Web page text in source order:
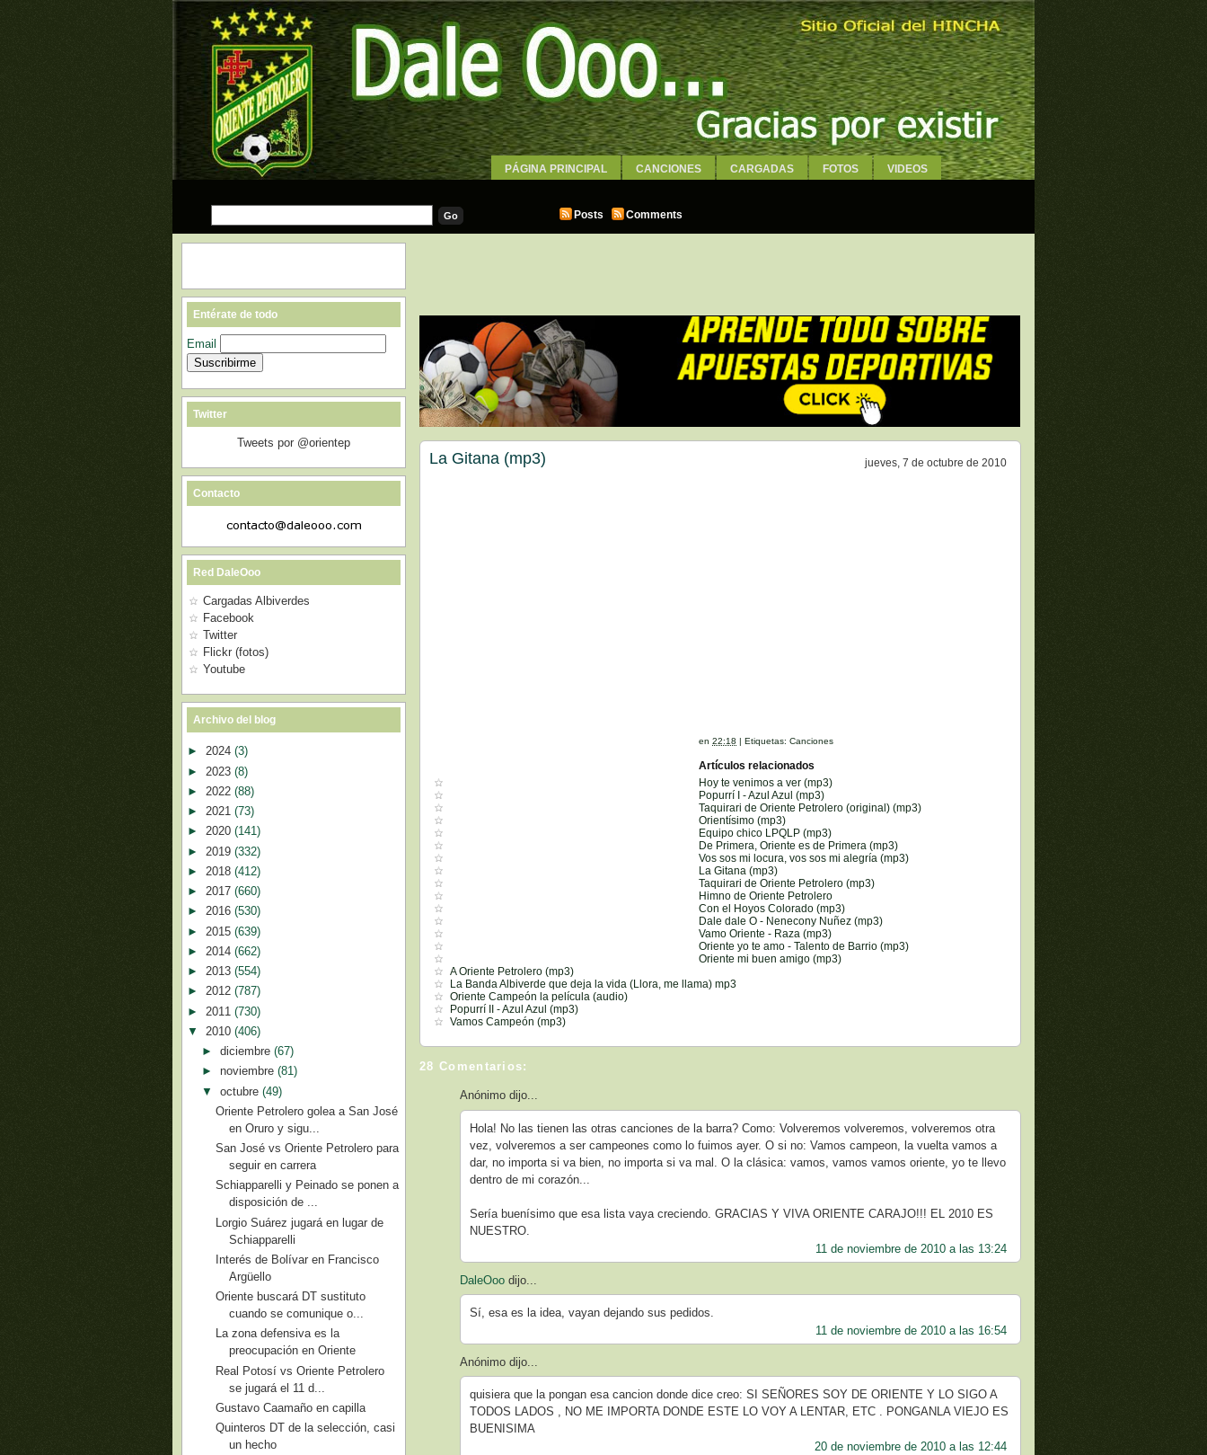
PÁGINA PRINCIPAL CANCIONES CARGADAS FOTOS VIDEOS
Posts
Comments
jueves, 7 de octubre de 2010
La Gitana (mp3)
en22:18 |Etiquetas:Canciones
Artículos relacionados
Hoy te venimos a ver (mp3)
Popurrí I - Azul Azul (mp3)
Taquirari de Oriente Petrolero (original) (mp3)
Orientísimo (mp3)
Equipo chico LPQLP (mp3)
De Primera, Oriente es de Primera (mp3)
Vos sos mi locura, vos sos mi alegría (mp3)
La Gitana (mp3)
Taquirari de Oriente Petrolero (mp3)
Himno de Oriente Petrolero
Con el Hoyos Colorado (mp3)
Dale dale O - Nenecony Nuñez (mp3)
Vamo Oriente - Raza (mp3)
Oriente yo te amo - Talento de Barrio (mp3)
Oriente mi buen amigo (mp3)
A Oriente Petrolero (mp3)
La Banda Albiverde que deja la vida (Llora, me llama) mp3
Oriente Campeón la película (audio)
Popurrí II - Azul Azul (mp3)
Vamos Campeón (mp3)
28 Comentarios:
Anónimo dijo...
Hola! No las tienen las otras canciones de la barra? Como: Volveremos volveremos, volveremos otra
vez, volveremos a ser campeones como lo fuimos ayer. O si no: Vamos campeon, la vuelta vamos a
dar, no importa si va bien, no importa si va mal. O la clásica: vamos, vamos vamos oriente, yo te llevo
dentro de mi corazón...
Sería buenísimo que esa lista vaya creciendo. GRACIAS Y VIVA ORIENTE CARAJO!!! EL 2010 ES
NUESTRO.
11 de noviembre de 2010 a las 13:24
DaleOoo dijo...
Sí, esa es la idea, vayan dejando sus pedidos.
11 de noviembre de 2010 a las 16:54
Anónimo dijo...
quisiera que la pongan esa cancion donde dice creo: SI SEÑORES SOY DE ORIENTE Y LO SIGO A
TODOS LADOS , NO ME IMPORTA DONDE ESTE LO VOY A LENTAR, ETC . PONGANLA VIEJO ES
BUENISIMA
20 de noviembre de 2010 a las 12:44
Entérate de todo
Email
Twitter
Tweets por @orientep
Contacto
Red DaleOoo
Cargadas Albiverdes
Facebook
Twitter
Flickr (fotos)
Youtube
Archivo del blog
► 2024 (3)
► 2023 (8)
► 2022 (88)
► 2021 (73)
► 2020 (141)
► 2019 (332)
► 2018 (412)
► 2017 (660)
► 2016 (530)
► 2015 (639)
► 2014 (662)
► 2013 (554)
► 2012 (787)
► 2011 (730)
▼ 2010 (406)
► diciembre (67)
► noviembre (81)
▼ octubre (49)
Oriente Petrolero golea a San José
en Oruro y sigu...
San José vs Oriente Petrolero para
seguir en carrera
Schiapparelli y Peinado se ponen a
disposición de ...
Lorgio Suárez jugará en lugar de
Schiapparelli
Interés de Bolívar en Francisco
Argüello
Oriente buscará DT sustituto
cuando se comunique o...
La zona defensiva es la
preocupación en Oriente
Real Potosí vs Oriente Petrolero
se jugará el 11 d...
Gustavo Caamaño en capilla
Quinteros DT de la selección, casi
un hecho